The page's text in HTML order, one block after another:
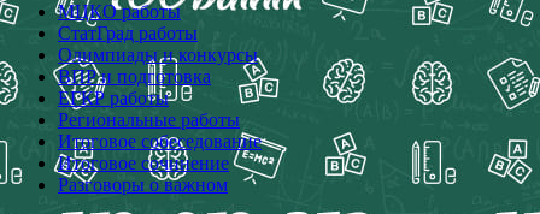
МЦКО работы
СтатГрад работы
Олимпиады и конкурсы
ВПР и подготовка
ЕГКР работы
Региональные работы
Итоговое собеседование
Итоговое сочинение
Разговоры о важном